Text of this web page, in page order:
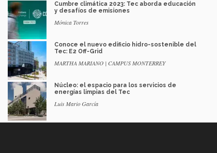
Cumbre climática 2023: Tec aborda educación
y desafíos de emisiones
Mónica Torres
Conoce el nuevo edificio hidro-sostenible del
Tec: E2 Off-Grid
MARTHA MARIANO | CAMPUS MONTERREY
Núcleo: el espacio para los servicios de
energías limpias del Tec
Luis Mario García